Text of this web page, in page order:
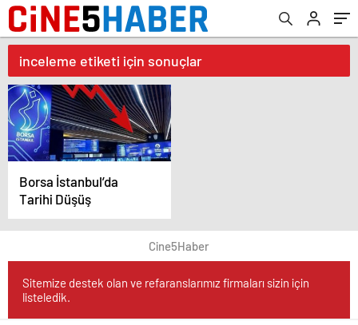
inceleme etiketi için sonuçlar
Borsa İstanbul’da
Tarihi Düşüş
Cine5Haber
Sitemize destek olan ve refaranslarımız firmaları sizin için
listeledik.